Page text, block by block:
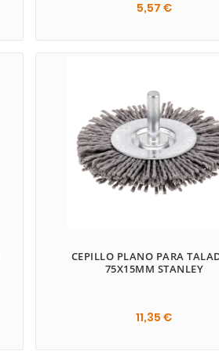
5,57 €
CEPILLO PLANO PARA
75X15MM STANLEY
11,35 €